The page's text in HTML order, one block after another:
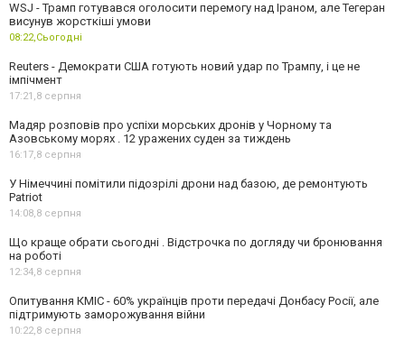
WSJ - Трамп готувався оголосити перемогу над Іраном, але Тегеран
висунув жорсткіші умови
08:22,Сьогодні
Reuters - Демократи США готують новий удар по Трампу, і це не
імпічмент
17:21,8 серпня
Мадяр розповів про успіхи морських дронів у Чорному та
Азовському морях . 12 уражених суден за тиждень
16:17,8 серпня
У Німеччині помітили підозрілі дрони над базою, де ремонтують
Patriot
14:08,8 серпня
Що краще обрати сьогодні . Відстрочка по догляду чи бронювання
на роботі
12:34,8 серпня
Опитування КМІС - 60% українців проти передачі Донбасу Росії, але
підтримують заморожування війни
10:22,8 серпня